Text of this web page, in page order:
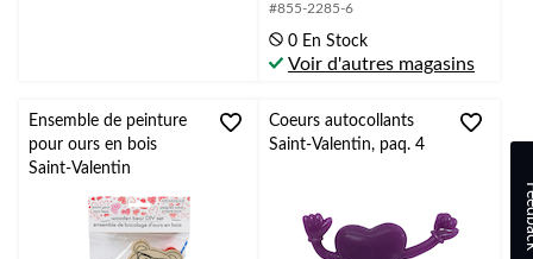
5.
#855-2285-6
0 En Stock
Voir d'autres magasins
Ensemble de peinture
pour ours en bois
Saint-Valentin
Coeurs autocollants
Saint-Valentin, paq. 4